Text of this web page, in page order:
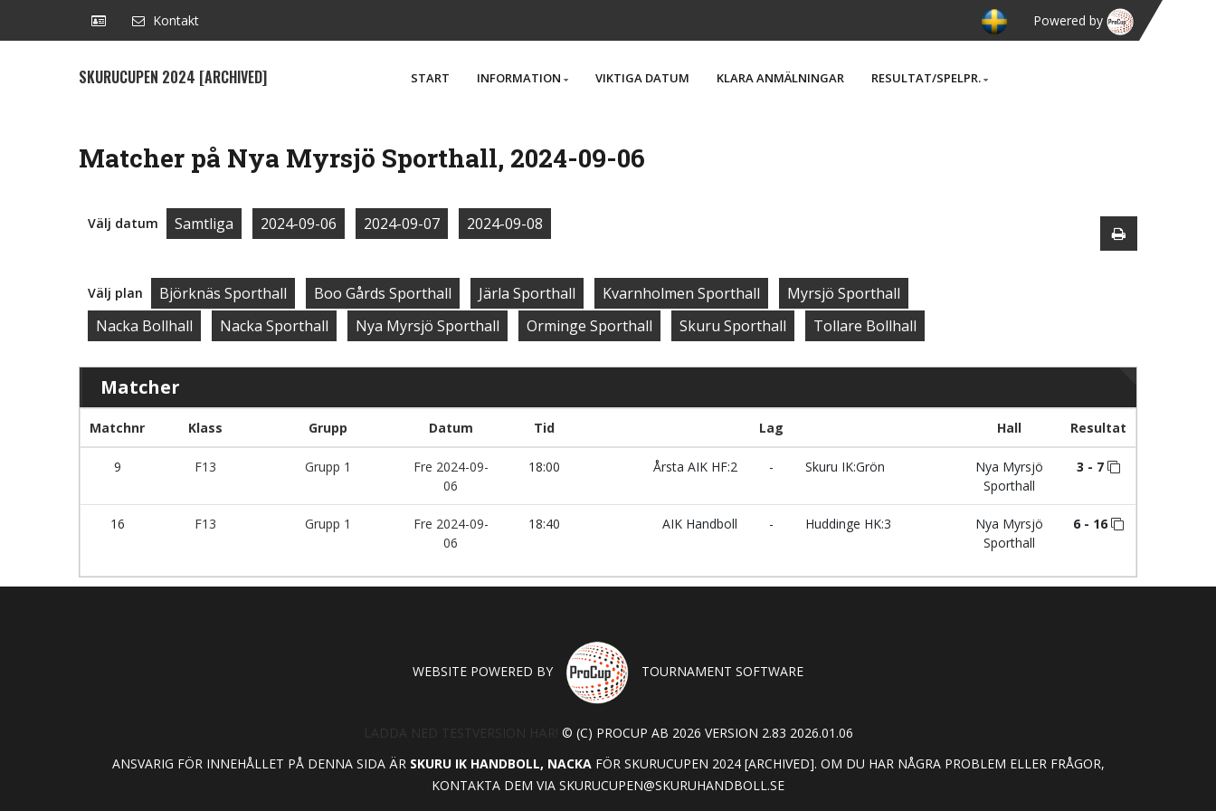
Kontakt Powered by
SKURUCUPEN 2024 [ARCHIVED] START INFORMATION VIKTIGA DATUM KLARA ANMÄLNINGAR RESULTAT/SPELPR.
Matcher på Nya Myrsjö Sporthall, 2024-09-06
Välj datum Samtliga 2024-09-06 2024-09-07 2024-09-08
Välj plan Björknäs Sporthall Boo Gårds Sporthall Järla Sporthall Kvarnholmen Sporthall
Myrsjö Sporthall
Nacka Bollhall
Nacka Sporthall Nya Myrsjö Sporthall Orminge Sporthall Skuru Sporthall Tollare Bollhall
Matcher
Matchnr Klass Grupp Datum Tid Lag Hall Resultat
9 F13 Grupp 1
Fre 2024-09-
06
18:00 Årsta AIK HF:2 - Skuru IK:Grön
Nya Myrsjö
Sporthall
3 - 7
16 F13 Grupp 1
Fre 2024-09-
06
18:40 AIK Handboll - Huddinge HK:3
Nya Myrsjö
Sporthall
6 - 16
WEBSITE POWERED BY TOURNAMENT SOFTWARE
© (C) PROCUP AB 2026 VERSION 2.83 2026.01.06
ANSVARIG FÖR INNEHÅLLET PÅ DENNA SIDA ÄR SKURU IK HANDBOLL, NACKAFÖR SKURUCUPEN 2024 [ARCHIVED]. OM DU HAR NÅGRA PROBLEM ELLER FRÅGOR,
KONTAKTA DEM VIA SKURUCUPEN@SKURUHANDBOLL.SE